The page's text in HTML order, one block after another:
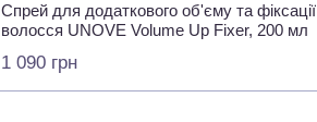
Спрей для додаткового об'єму та фіксації
волосся UNOVE Volume Up Fixer, 200 мл
1 090 грн